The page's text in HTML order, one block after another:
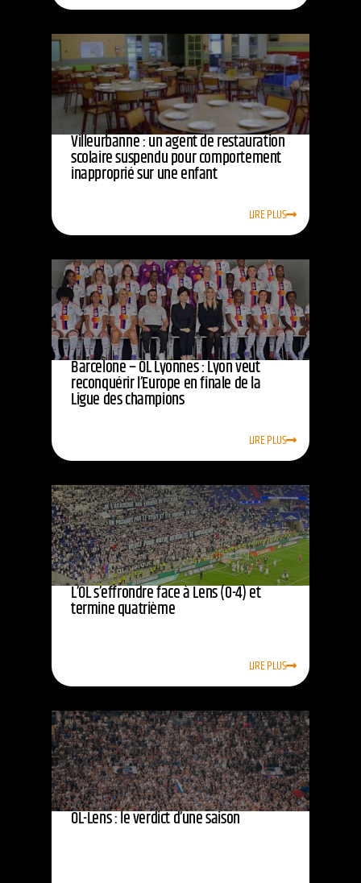
Villeurbanne : un agent de restauration
scolaire suspendu pour comportement
inapproprié sur une enfant
LIRE PLUS
Barcelone – OL Lyonnes : Lyon veut
reconquérir l’Europe en finale de la
Ligue des champions
LIRE PLUS
L’OL s’effrondre face à Lens (0-4) et
termine quatrième
LIRE PLUS
OL-Lens : le verdict d’une saison